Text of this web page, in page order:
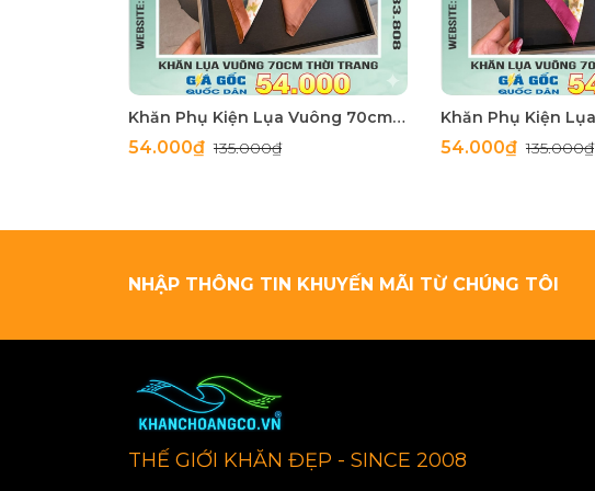
Khăn Phụ Kiện Lụa Vuông 70cm - Thế Giới Khăn Đẹp C1062_4
54.000₫135.000₫ 54.000₫135.000₫
NHẬP THÔNG TIN KHUYẾN MÃI TỪ CHÚNG TÔI
THẾ GIỚI KHĂN ĐẸP - SINCE 2008